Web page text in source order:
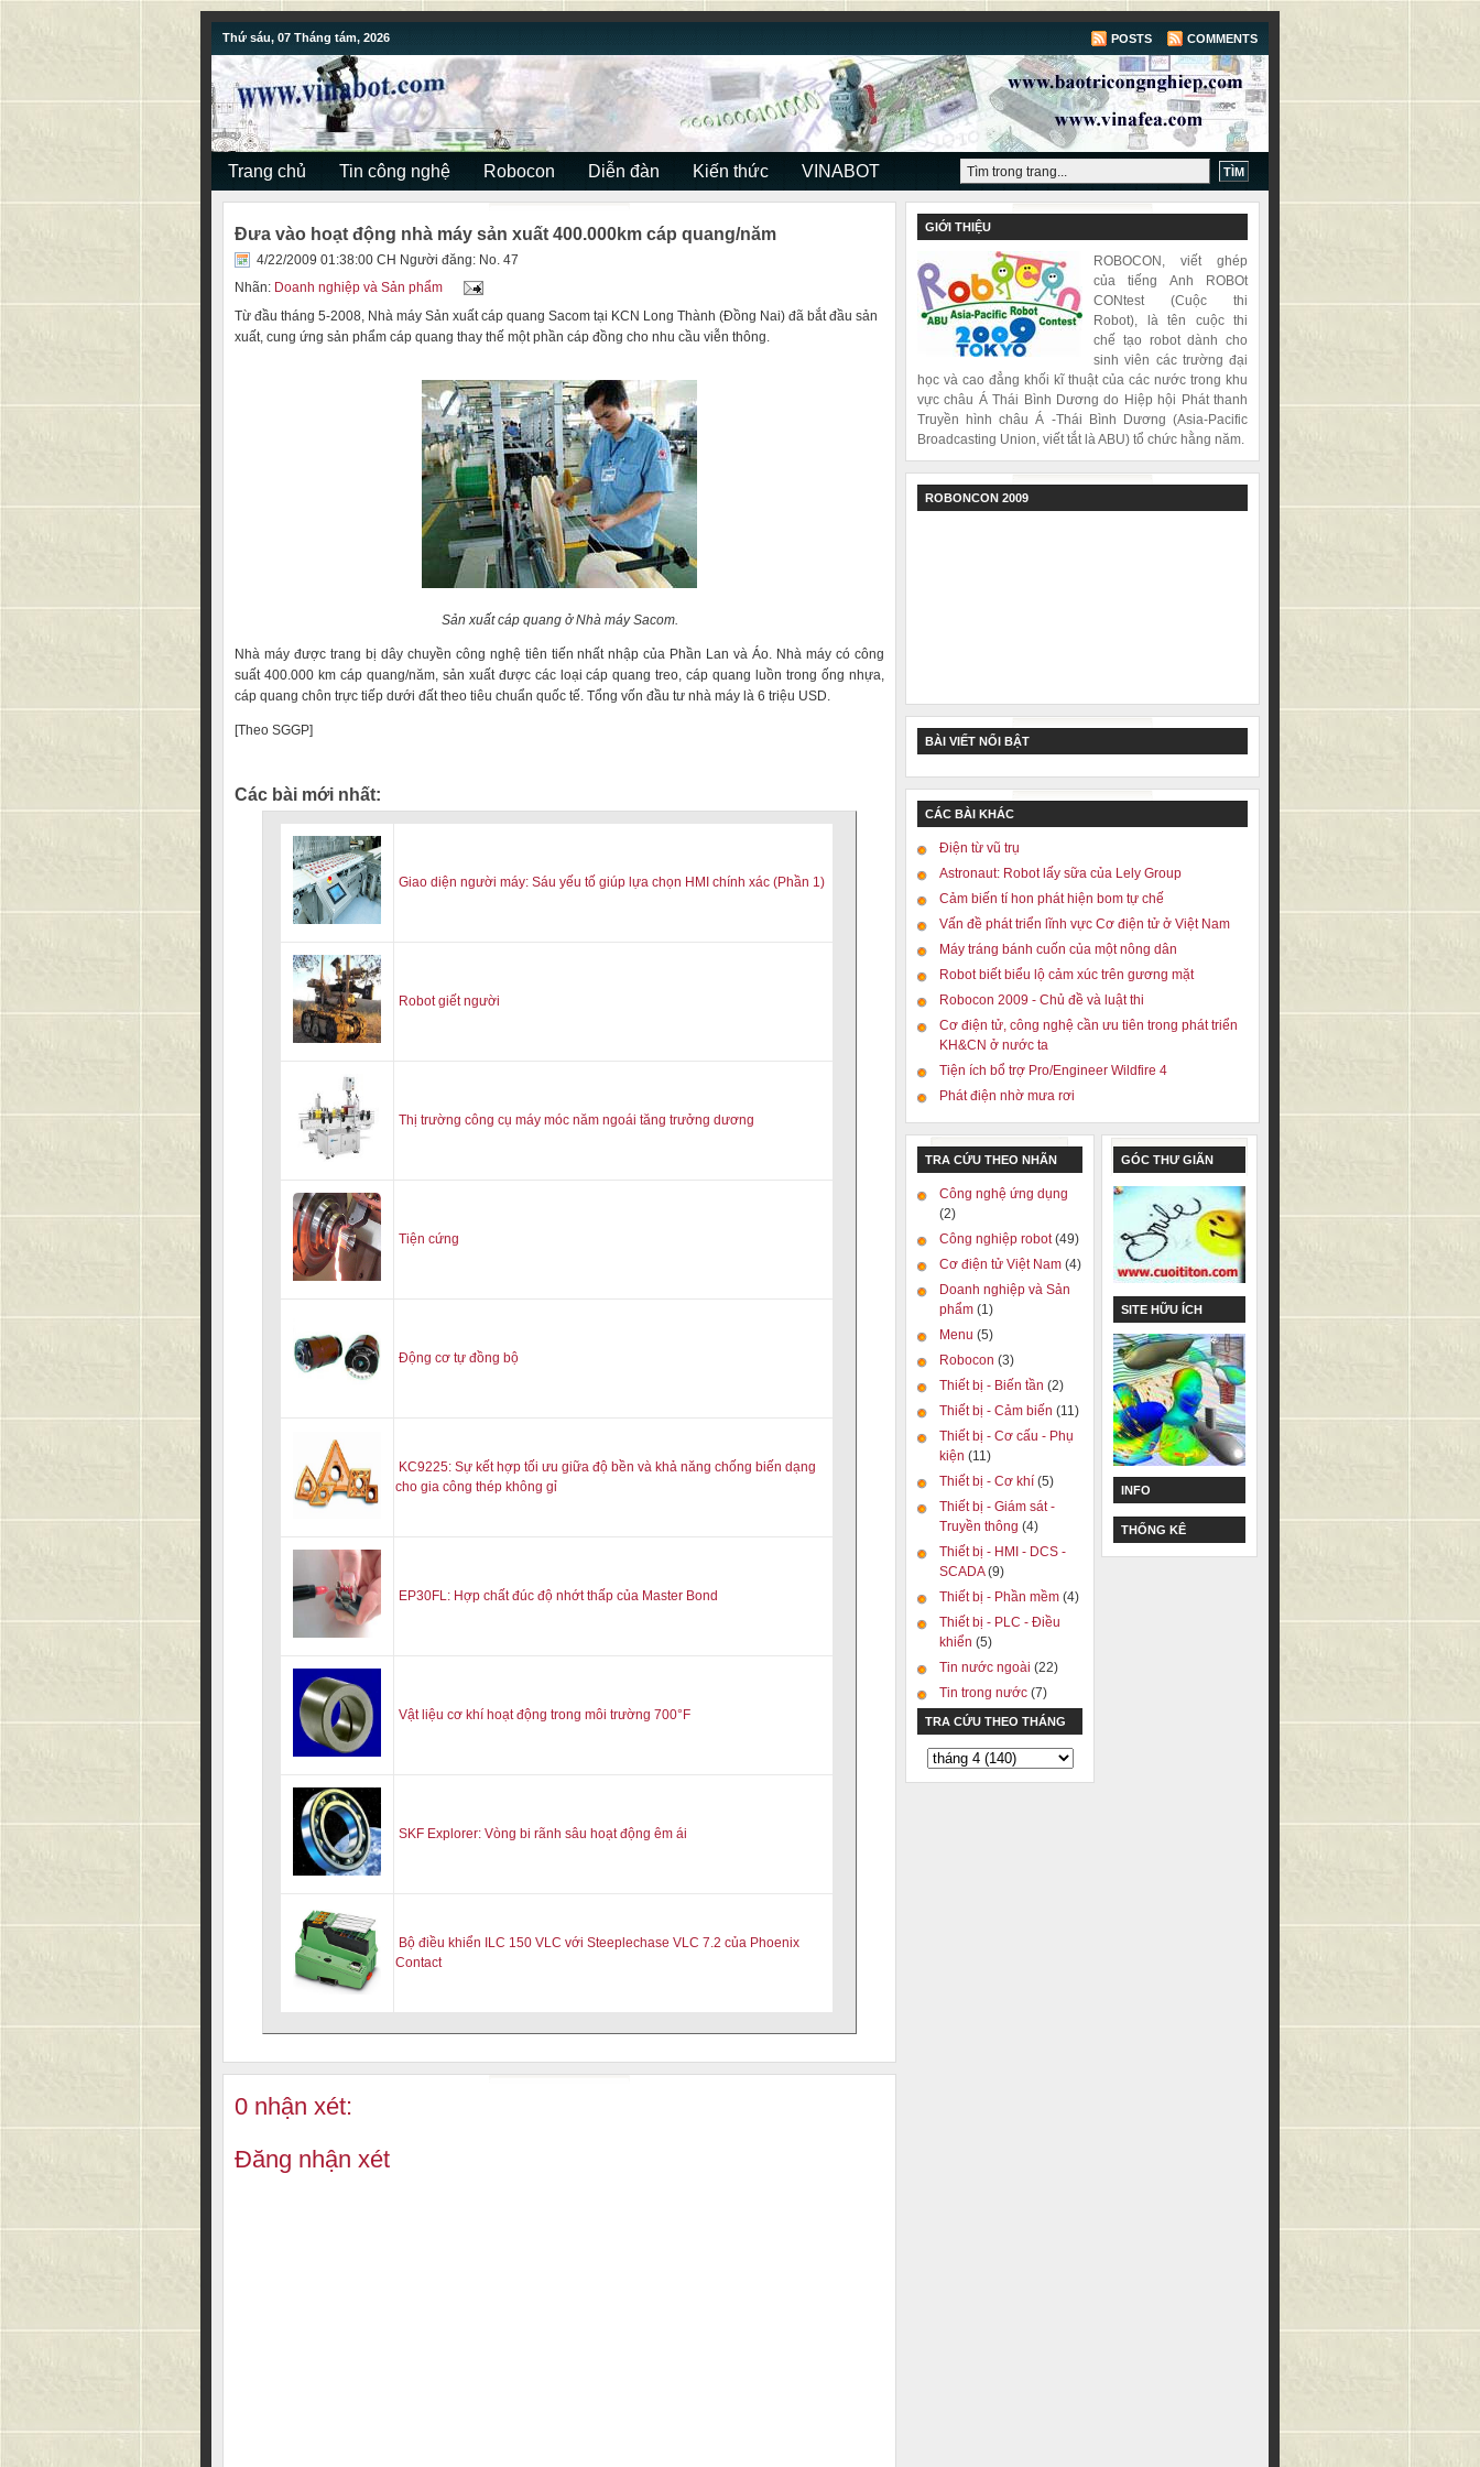
Thứ sáu, 07 Tháng tám, 2026 POSTS COMMENTS
Trang chủ Tin công nghệ Robocon Diễn đàn Kiến thức VINABOT
Đưa vào hoạt động nhà máy sản xuất 400.000km cáp quang/năm
4/22/2009 01:38:00 CH Người đăng: No. 47
Nhãn: Doanh nghiệp và Sản phẩm
Từ đầu tháng 5-2008, Nhà máy Sản xuất cáp quang Sacom tại KCN Long Thành (Đồng Nai) đã bắt đầu sản
xuất, cung ứng sản phẩm cáp quang thay thế một phần cáp đồng cho nhu cầu viễn thông.
Sản xuất cáp quang ở Nhà máy Sacom.
Nhà máy được trang bị dây chuyền công nghệ tiên tiến nhất nhập của Phần Lan và Áo. Nhà máy có công
suất 400.000 km cáp quang/năm, sản xuất được các loại cáp quang treo, cáp quang luồn trong ống nhựa,
cáp quang chôn trực tiếp dưới đất theo tiêu chuẩn quốc tế. Tổng vốn đầu tư nhà máy là 6 triệu USD.
[Theo SGGP]
Các bài mới nhất:
Giao diện người máy: Sáu yếu tố giúp lựa chọn HMI chính xác (Phần 1)
Robot giết người
Thị trường công cụ máy móc năm ngoái tăng trưởng dương
Tiện cứng
Động cơ tự đồng bộ
KC9225: Sự kết hợp tối ưu giữa độ bền và khả năng chống biến dạng
cho gia công thép không gỉ
EP30FL: Hợp chất đúc độ nhớt thấp của Master Bond
Vật liệu cơ khí hoạt động trong môi trường 700°F
SKF Explorer: Vòng bi rãnh sâu hoạt động êm ái
Bộ điều khiển ILC 150 VLC với Steeplechase VLC 7.2 của Phoenix
Contact
0 nhận xét:
Đăng nhận xét
GIỚI THIỆU
ROBOCON, viết ghép
của tiếng Anh ROBOt
CONtest (Cuộc thi
Robot), là tên cuộc thi
chế tạo robot dành cho
sinh viên các trường đại
học và cao đẳng khối kĩ thuật của các nước trong khu
vực châu Á Thái Bình Dương do Hiệp hội Phát thanh
Truyền hình châu Á -Thái Bình Dương (Asia-Pacific
Broadcasting Union, viết tắt là ABU) tổ chức hằng năm.
ROBONCON 2009
BÀI VIẾT NỔI BẬT
CÁC BÀI KHÁC
Điện từ vũ trụ
Astronaut: Robot lấy sữa của Lely Group
Cảm biến tí hon phát hiện bom tự chế
Vấn đề phát triển lĩnh vực Cơ điện tử ở Việt Nam
Máy tráng bánh cuốn của một nông dân
Robot biết biểu lộ cảm xúc trên gương mặt
Robocon 2009 - Chủ đề và luật thi
Cơ điện tử, công nghệ cần ưu tiên trong phát triển
KH&CN ở nước ta
Tiện ích bổ trợ Pro/Engineer Wildfire 4
Phát điện nhờ mưa rơi
TRA CỨU THEO NHÃN
Công nghệ ứng dụng
(2)
Công nghiệp robot(49)
Cơ điện tử Việt Nam (4)
Doanh nghiệp và Sản
phẩm (1)
Menu (5)
Robocon (3)
Thiết bị - Biến tần (2)
Thiết bị - Cảm biến (11)
Thiết bị - Cơ cấu - Phụ
kiện (11)
Thiết bị - Cơ khí (5)
Thiết bị - Giám sát -
Truyền thông (4)
Thiết bị - HMI - DCS -
SCADA(9)
Thiết bị - Phần mềm (4)
Thiết bị - PLC - Điều
khiển (5)
Tin nước ngoài (22)
Tin trong nước (7)
TRA CỨU THEO THÁNG
GÓC THƯ GIÃN
SITE HỮU ÍCH
INFO
THỐNG KÊ